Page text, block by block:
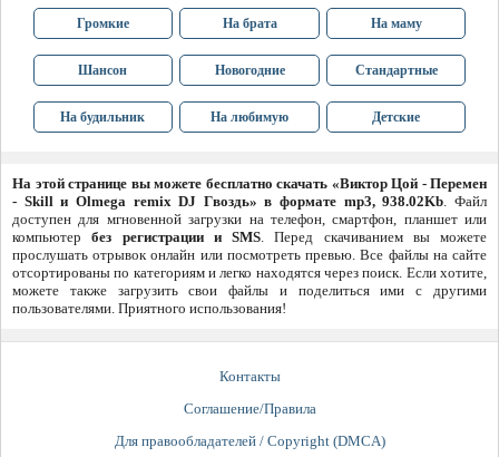
Громкие На брата На маму
Шансон Новогодние Стандартные
На будильник На любимую Детские
На этой странице вы можете бесплатно скачать «Виктор Цой - Перемен
- Skill и Olmega remix DJ Гвоздь» в формате mp3, 938.02Kb. Файл
доступен для мгновенной загрузки на телефон, смартфон, планшет или
компьютербез регистрации и SMS. Перед скачиванием вы можете
прослушать отрывок онлайн или посмотреть превью. Все файлы на сайте
отсортированы по категориям и легко находятся через поиск. Если хотите,
можете также загрузить свои файлы и поделиться ими с другими
пользователями. Приятного использования!
Контакты
Соглашение/Правила
Для правообладателей / Copyright (DMCA)